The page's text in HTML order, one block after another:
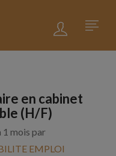
en cabinet
(H/F)
1 mois par
EMPLOI